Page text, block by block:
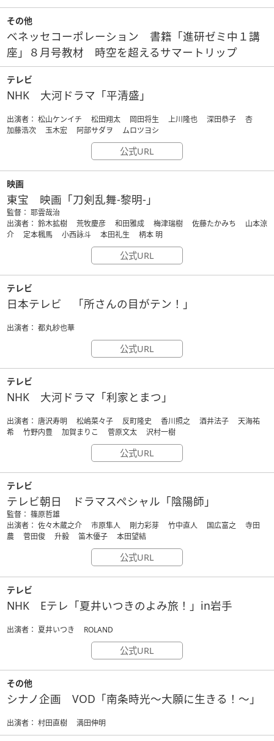
その他
ベネッセコーポレーション 書籍「進研ゼミ中１講
座」８月号教材 時空を超えるサマートリップ
テレビ
NHK 大河ドラマ「平清盛」
出演者： 松山ケンイチ 松田翔太 岡田将生 上川隆也 深田恭子 杏
加藤浩次 玉木宏 阿部サダヲ ムロツヨシ
公式URL
映画
東宝 映画「刀剣乱舞-黎明-」
監督： 耶雲哉治
出演者： 鈴木拡樹 荒牧慶彦 和田雅成 梅津瑞樹 佐藤たかみち 山本涼
介 定本楓馬 小西詠斗 本田礼生 柄本 明
公式URL
テレビ
日本テレビ 「所さんの目がテン！」
出演者： 都丸紗也華
公式URL
テレビ
NHK 大河ドラマ「利家とまつ」
出演者： 唐沢寿明 松嶋菜々子 反町隆史 香川照之 酒井法子 天海祐
希 竹野内豊 加賀まりこ 菅原文太 沢村一樹
公式URL
テレビ
テレビ朝日 ドラマスペシャル「陰陽師」
監督： 篠原哲雄
出演者： 佐々木蔵之介 市原隼人 剛力彩芽 竹中直人 国広富之 寺田
農 菅田俊 升毅 笛木優子 本田望結
公式URL
テレビ
NHK Eテレ「夏井いつきのよみ旅！」in岩手
出演者： 夏井いつき ROLAND
公式URL
その他
シナノ企画 VOD「南条時光～大願に生きる！～」
出演者： 村田直樹 満田伸明